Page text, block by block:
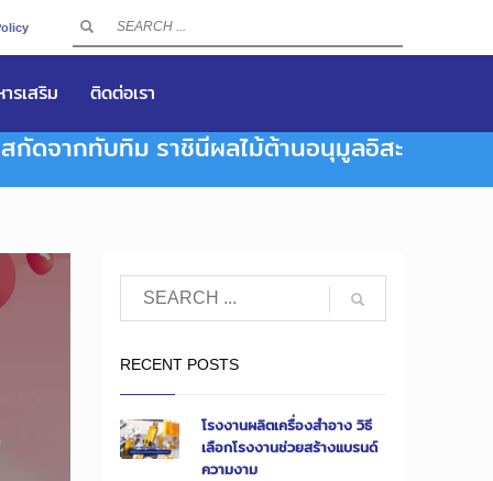
รเสริม ติดต่อเรา
กัดจากทับทิม ราชินีผลไม้ต้านอนุมูลอิสะ
RECENT POSTS
โรงงานผลิตเครื่องสำอาง วิธี
เลือกโรงงานช่วยสร้างแบรนด์
ความงาม